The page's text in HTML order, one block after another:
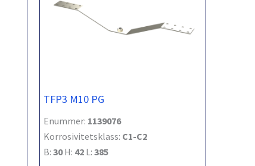
TFP3 M10 PG
Enummer: 1139076
Korrosivitetsklass: C1-C2
B: 30H: 42 L: 385